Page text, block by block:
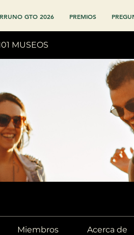
GTO 2026 PREMIOS
MUSEOS
Miembros Acerca de